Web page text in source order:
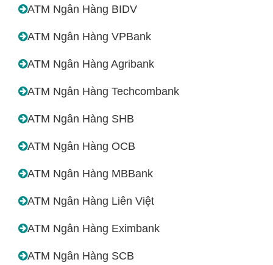
ATM Ngân Hàng BIDV
ATM Ngân Hàng VPBank
ATM Ngân Hàng Agribank
ATM Ngân Hàng Techcombank
ATM Ngân Hàng SHB
ATM Ngân Hàng OCB
ATM Ngân Hàng MBBank
ATM Ngân Hàng Liên Việt
ATM Ngân Hàng Eximbank
ATM Ngân Hàng SCB